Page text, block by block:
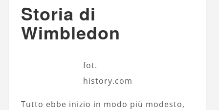
Storia di
Wimbledon
fot.
history.com
Tutto ebbe inizio in modo più modesto,